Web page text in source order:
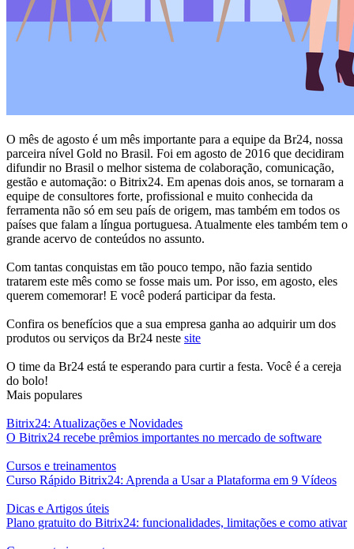
O mês de agosto é um mês importante para a equipe da Br24, nossa
parceira nível Gold no Brasil. Foi em agosto de 2016 que decidiram
difundir no Brasil o melhor sistema de colaboração, comunicação,
gestão e automação: o Bitrix24. Em apenas dois anos, se tornaram a
equipe de consultores forte, profissional e muito conhecida da
ferramenta não só em seu país de origem, mas também em todos os
países que falam a língua portuguesa. Atualmente eles também tem o
grande acervo de conteúdos no assunto.
Com tantas conquistas em tão pouco tempo, não fazia sentido
tratarem este mês como se fosse mais um. Por isso, em agosto, eles
querem comemorar! E você poderá participar da festa.
Confira os benefícios que a sua empresa ganha ao adquirir um dos
produtos ou serviços da Br24 neste site
O time da Br24 está te esperando para curtir a festa. Você é a cereja
do bolo!
Mais populares
Bitrix24: Atualizações e Novidades
O Bitrix24 recebe prêmios importantes no mercado de software
Cursos e treinamentos
Curso Rápido Bitrix24: Aprenda a Usar a Plataforma em 9 Vídeos
Dicas e Artigos úteis
Plano gratuito do Bitrix24: funcionalidades, limitações e como ativar